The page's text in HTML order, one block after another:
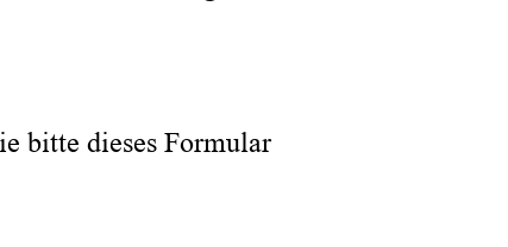
bitte dieses Formular